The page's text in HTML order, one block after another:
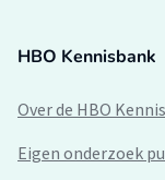
HBO Kennisbank
Over de HBO
Eigen onderzoek